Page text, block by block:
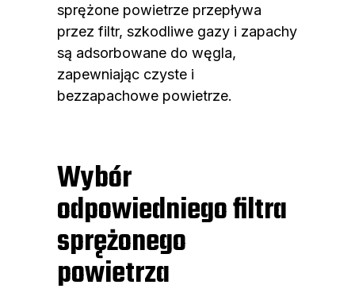
sprężone powietrze przepływa
przez filtr, szkodliwe gazy i zapachy
są adsorbowane do węgla,
zapewniając czyste i
bezzapachowe powietrze.
Wybór
odpowiedniego filtra
sprężonego
powietrza